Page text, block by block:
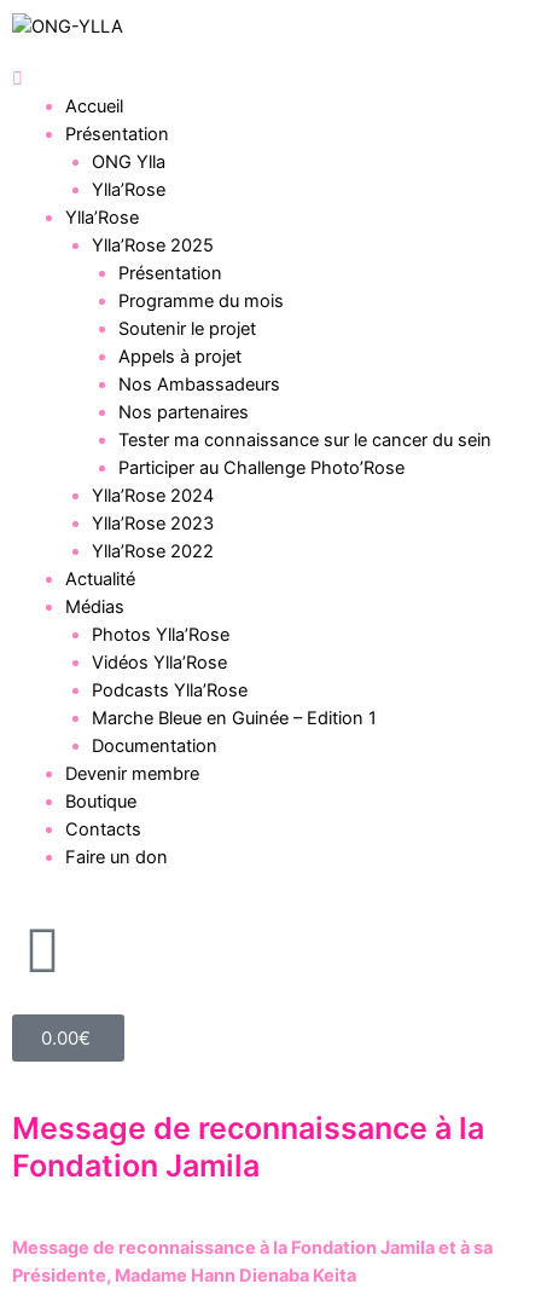
Accueil
Présentation
ONG Ylla
Ylla’Rose
Ylla’Rose
Ylla’Rose 2025
Présentation
Programme du mois
Soutenir le projet
Appels à projet
Nos Ambassadeurs
Nos partenaires
Tester ma connaissance sur le cancer du sein
Participer au Challenge Photo’Rose
Ylla’Rose 2024
Ylla’Rose 2023
Ylla’Rose 2022
Actualité
Médias
Photos Ylla’Rose
Vidéos Ylla’Rose
Podcasts Ylla’Rose
Marche Bleue en Guinée – Edition 1
Documentation
Devenir membre
Boutique
Contacts
Faire un don
0.00€
Message de reconnaissance à la
Fondation Jamila
Message de reconnaissance à la Fondation Jamila et à sa
Présidente, Madame Hann Dienaba Keita